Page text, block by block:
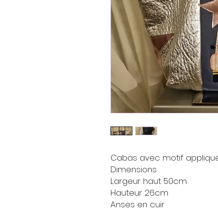
Cabas avec motif
Dimensions
Largeur haut 50cm
Hauteur 26cm
Anses en cuir